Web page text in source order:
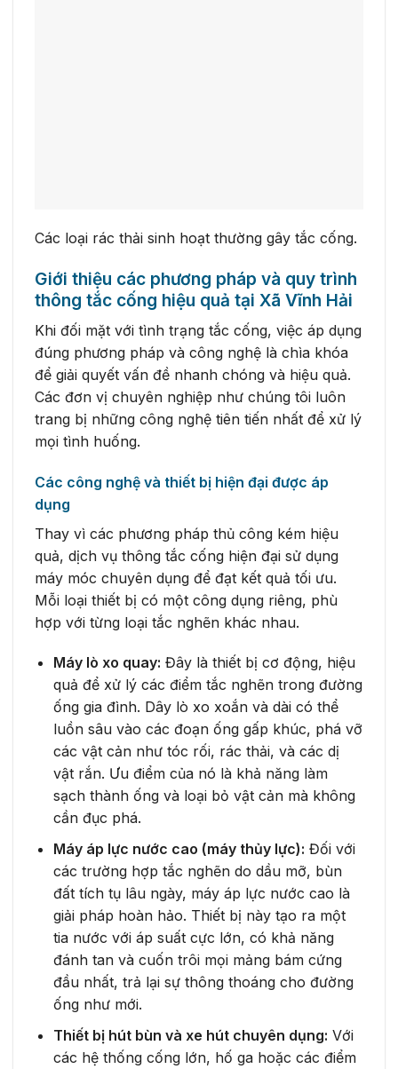
Các loại rác thải sinh hoạt thường gây tắc cống.
Giới thiệu các phương pháp và quy trình
thông tắc cống hiệu quả tại Xã Vĩnh Hải
Khi đối mặt với tình trạng tắc cống, việc áp dụng
đúng phương pháp và công nghệ là chìa khóa
để giải quyết vấn đề nhanh chóng và hiệu quả.
Các đơn vị chuyên nghiệp như chúng tôi luôn
trang bị những công nghệ tiên tiến nhất để xử lý
mọi tình huống.
Các công nghệ và thiết bị hiện đại được áp
dụng
Thay vì các phương pháp thủ công kém hiệu
quả, dịch vụ thông tắc cống hiện đại sử dụng
máy móc chuyên dụng để đạt kết quả tối ưu.
Mỗi loại thiết bị có một công dụng riêng, phù
hợp với từng loại tắc nghẽn khác nhau.
Máy lò xo quay: Đây là thiết bị cơ động, hiệu
quả để xử lý các điểm tắc nghẽn trong đường
ống gia đình. Dây lò xo xoắn và dài có thể
luồn sâu vào các đoạn ống gấp khúc, phá vỡ
các vật cản như tóc rối, rác thải, và các dị
vật rắn. Ưu điểm của nó là khả năng làm
sạch thành ống và loại bỏ vật cản mà không
cần đục phá.
Máy áp lực nước cao (máy thủy lực): Đối với
các trường hợp tắc nghẽn do dầu mỡ, bùn
đất tích tụ lâu ngày, máy áp lực nước cao là
giải pháp hoàn hảo. Thiết bị này tạo ra một
tia nước với áp suất cực lớn, có khả năng
đánh tan và cuốn trôi mọi mảng bám cứng
đầu nhất, trả lại sự thông thoáng cho đường
ống như mới.
Thiết bị hút bùn và xe hút chuyên dụng: Với
các hệ thống cống lớn, hố ga hoặc các điểm